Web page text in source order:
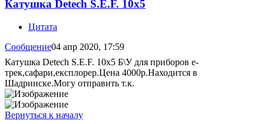
Катушка Detech S.E.F. 10х5
Цитата
Сообщение04 апр 2020, 17:59
Катушка Detech S.E.F. 10х5 Б\У для приборов е-
трек,сафари,експлорер.Цена 4000р.Находится в
Шадринске.Могу отправить т.к.
Вернуться к началу